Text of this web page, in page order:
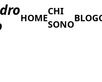
HOME
CHI
SONO
BLOG